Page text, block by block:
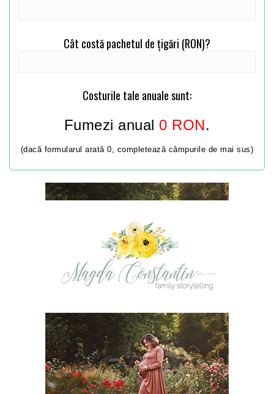
Cât costă pachetul de țigări (RON)?
Costurile tale anuale sunt:
Fumezi anual 0 RON.
(dacă formularul arată 0, completează câmpurile de mai sus)